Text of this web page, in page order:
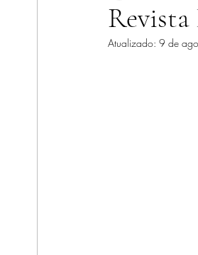
estética
Revista
Atualizado: 9 de